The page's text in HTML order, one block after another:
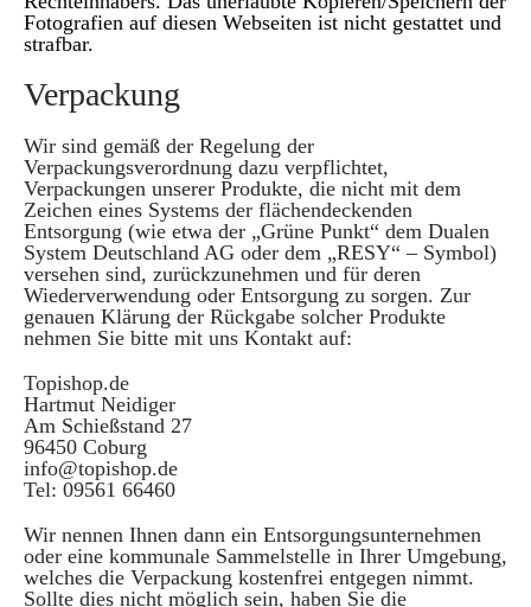
Fotografien auf diesen Webseiten ist nicht gestattet und
strafbar.
Verpackung
Wir sind gemäß der Regelung der
Verpackungsverordnung dazu verpflichtet,
Verpackungen unserer Produkte, die nicht mit dem
Zeichen eines Systems der flächendeckenden
Entsorgung (wie etwa der „Grüne Punkt“ dem Dualen
System Deutschland AG oder dem „RESY“ – Symbol)
versehen sind, zurückzunehmen und für deren
Wiederverwendung oder Entsorgung zu sorgen. Zur
genauen Klärung der Rückgabe solcher Produkte
nehmen Sie bitte mit uns Kontakt auf:
Topishop.de
Hartmut Neidiger
Am Schießstand 27
96450 Coburg
info@topishop.de
Tel: 09561 66460
Wir nennen Ihnen dann ein Entsorgungsunternehmen
oder eine kommunale Sammelstelle in Ihrer Umgebung,
welches die Verpackung kostenfrei entgegen nimmt.
Sollte dies nicht möglich sein, haben Sie die